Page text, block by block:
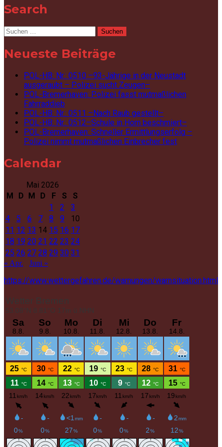
Search
Suchen
Neueste Beiträge
POL-HB: Nr.: 0510 –93-Jährige in der Neustadt
ausgeraubt – Polizei sucht Zeugen–
POL-Bremerhaven: Polizei fasst mutmaßlichen
Fahrraddieb
POL-HB: Nr.: 0511 –Nach Raub gestellt–
POL-HB: Nr.: 0512–Schule in Horn beschmiert–
POL-Bremerhaven: Schneller Ermittlungserfolg –
Polizei nimmt mutmaßlichen Einbrecher fest
Calendar
Mai 2026
M
D M D F S
S
1
2
3
4
5 6 7 8 9
10
11 12 13 14 15 16 17
18 19 20 21 22 23 24
25 26 27 28 29 30 31
« Apr. Juni »
https://www.wettergefahren.de/warnungen/warnsituation.html